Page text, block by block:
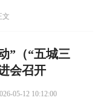
文
”（“五城三
会召开
05-12 10:12:00